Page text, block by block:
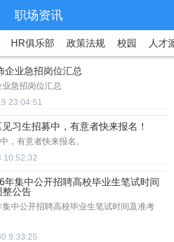
职场资讯
HR俱乐部 政策法规 校园 人才
企业急招岗位汇总
急招岗位汇总
23:04:51
见习生招募中，有意者快来报名！
，有意者快来报名。
10:52:32
年集中公开招聘高校毕业生笔试时间
整公告
中公开招聘高校毕业生笔试时间及准考
9:33:25